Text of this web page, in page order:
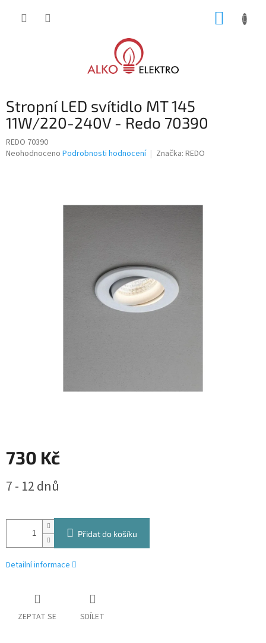
Stropní LED svítidlo MT 145
11W/220-240V - Redo 70390
REDO 70390
Průměrné
Neohodnoceno Podrobnosti hodnocení Značka: REDO
730 Kč
cena:
7 - 12 dnů
Přidat do košíku
Detailní informace
ZEPTAT SE SDÍLET